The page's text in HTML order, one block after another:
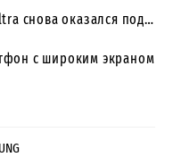
снова оказался под…
с широким экраном